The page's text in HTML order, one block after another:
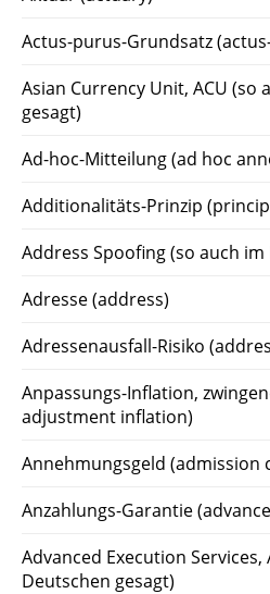
Actus-purus-Grundsatz
Asian Currency Unit, ACU (so
gesagt)
Ad-hoc-Mitteilung (ad hoc
Additionalitäts-Prinzip
Address Spoofing (so auch
Adresse (address)
Adressenausfall-Risiko
Anpassungs-Inflation,
adjustment inflation)
Annehmungsgeld (admission
Anzahlungs-Garantie
Advanced Execution Services,
Deutschen gesagt)